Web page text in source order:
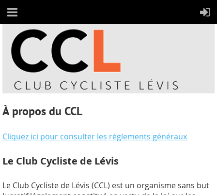
À propos du CCL
Cliquez ici pour consulter les règlements généraux
Le Club Cycliste de Lévis
Le Club Cycliste de Lévis (CCL) est un organisme sans but